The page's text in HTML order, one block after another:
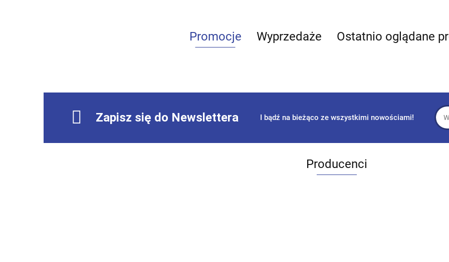
Promocje Wyprzedaże Ostatnio oglądane
Zapisz się do Newslettera I bądź na bieżąco ze wszystkimi nowościami!
Producenci